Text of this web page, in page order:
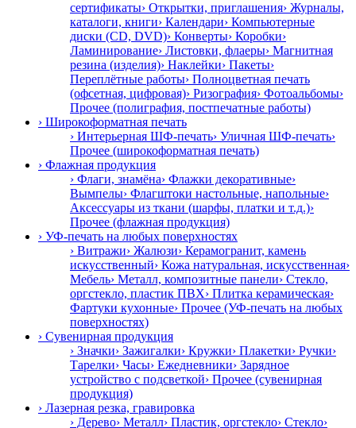
сертификаты› Открытки, приглашения› Журналы,
каталоги, книги› Календари› Компьютерные
диски (CD, DVD)› Конверты› Коробки›
Ламинирование› Листовки, флаеры› Магнитная
резина (изделия)› Наклейки› Пакеты›
Переплётные работы› Полноцветная печать
(офсетная, цифровая)› Ризография› Фотоальбомы›
Прочее (полиграфия, постпечатные работы)
› Широкоформатная печать
› Интерьерная ШФ-печать› Уличная ШФ-печать›
Прочее (широкоформатная печать)
› Флажная продукция
› Флаги, знамёна› Флажки декоративные›
Вымпелы› Флагштоки настольные, напольные›
Аксессуары из ткани (шарфы, платки и т.д.)›
Прочее (флажная продукция)
› УФ-печать на любых поверхностях
› Витражи› Жалюзи› Керамогранит, камень
искусственный› Кожа натуральная, искусственная›
Мебель› Металл, композитные панели› Стекло,
оргстекло, пластик ПВХ› Плитка керамическая›
Фартуки кухонные› Прочее (УФ-печать на любых
поверхностях)
› Сувенирная продукция
› Значки› Зажигалки› Кружки› Плакетки› Ручки›
Тарелки› Часы› Ежедневники› Зарядное
устройство с подсветкой› Прочее (сувенирная
продукция)
› Лазерная резка, гравировка
› Дерево› Металл› Пластик, оргстекло› Стекло›